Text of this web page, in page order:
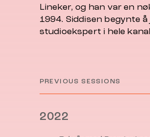
Lineker, og han var en
1994. Siddisen begynte
studioekspert i hele
PREVIOUS SESSIONS
2022